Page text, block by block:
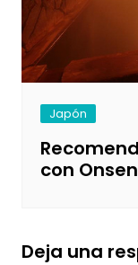
Japón
con
Deja una